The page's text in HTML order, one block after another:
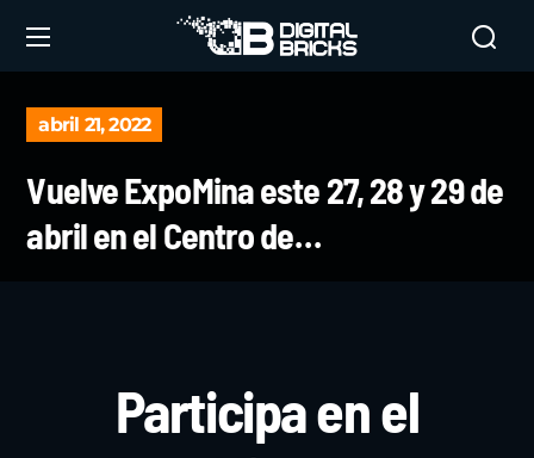
abril 21, 2022
Vuelve ExpoMina este 27, 28 y 29 de
abril en el Centro de…